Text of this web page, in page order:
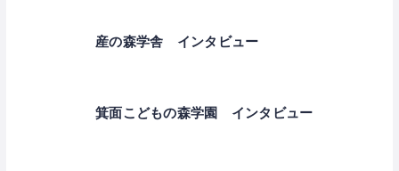
産の森学舎 インタビュー
箕面こどもの森学園 インタビュー